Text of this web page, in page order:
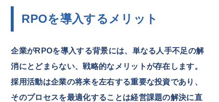
RPOを導入するメリット
企業がRPOを導入する背景には、単なる人手不足の解
消にとどまらない、戦略的なメリットが存在します。
採用活動は企業の将来を左右する重要な投資であり、
そのプロセスを最適化することは経営課題の解決に直